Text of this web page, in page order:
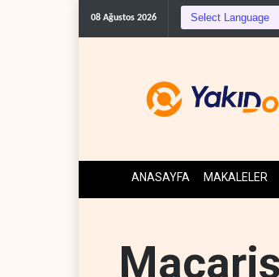
08 Ağustos 2026 The
ANASAYFA MAKALELER